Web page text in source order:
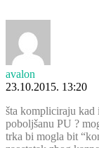
avalon
23.10.2015. 13:20
šta kompliciraju kad
poboljšanu PU ?
trka bi mogla bit